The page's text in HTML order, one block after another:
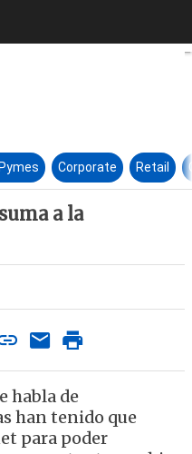
funerario se suma
Corporate Retail
a la
habla de
han tenido que
para poder